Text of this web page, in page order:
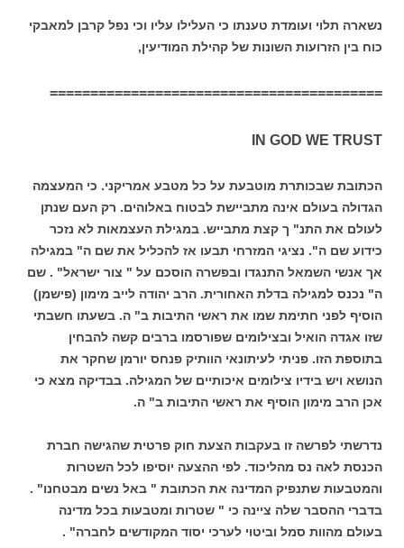
נשארה תלוי ועומדת טענתו כי העלילו עליו וכי נפל קרבן למאבקי
כוח בין הזרועות השונות של קהילת המודיעין,
=========================================
IN GOD WE TRUST
הכתובת שבכותרת מוטבעת על כל מטבע אמריקני. כי המעצמה
הגדולה בעולם אינה מתביישת לבטוח באלוהים. רק העם שנתן
לעולם את התנ" ך קצת מתבייש. במגילת העצמאות לא נזכר
כידוע שם ה". נציגי המזרחי תבעו אז להכליל את שם ה" במגילה
אך אנשי השמאל התנגדו ובפשרה הוסכם על " צור ישראל" . שם
ה" נכנס למגילה בדלת האחורית. הרב יהודה לייב מימון (פישמן)
הוסיף לפני חתימת שמו את ראשי התיבות ב" ה. בשעתו חשבתי
שזו אגדה הואיל ובצילומים שפורסמו ברבים קשה להבחין
בתוספת הזו. פניתי לעיתונאי הוותיק פנחס יורמן שחקר את
הנושא ויש בידיו צילומים איכותיים של המגילה. בבדיקה מצא כי
אכן הרב מימון הוסיף את ראשי התיבות ב" ה.
נדרשתי לפרשה זו בעקבות הצעת חוק פרטית שהגישה חברת
הכנסת לאה נס מהליכוד. לפי ההצעה יוסיפו לכל השטרות
והמטבעות שתנפיק המדינה את הכתובת " באל נשים מבטחנו" .
בדברי ההסבר שלה ציינה כי " שטרות ומטבעות בכל מדינה
בעולם מהוות סמל וביטוי לערכי יסוד המקודשים לחברה" .